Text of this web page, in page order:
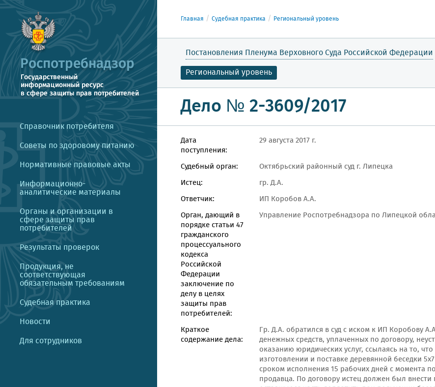
Справочник потребителя
Советы по здоровому питанию
Нормативные правовые акты
Информационно-
аналитические материалы
Органы и организации в
сфере защиты прав
потребителей
Результаты проверок
Продукция, не
соответствующая
обязательным требованиям
Судебная практика
Новости
Для сотрудников
Главная Судебная практика Региональный уровень
Постановления Пленума Верховного Суда Российской Федерации
Региональный уровень
Дело № 2-3609/2017
Дата
поступления:
29 августа 2017 г.
Судебный орган:
Октябрьский районный суд г. Липецка
Истец:
гр. Д.А.
Ответчик:
ИП Коробов А.А.
Орган, дающий в
порядке статьи 47
гражданского
процессуального
кодекса
Российской
Федерации
заключение по
делу в целях
защиты прав
потребителей:
Управление Роспотребнадзора по Липецкой
Краткое
содержание дела:
Гр. Д.А. обратился в суд с иском к ИП Коробову
денежных средств, уплаченных по договору,
оказанию юридических услуг, ссылаясь на то,
изготовлении и поставке деревянной беседки
сроком исполнения 15 рабочих дней с момента
продавца. По договору истец должен был внести